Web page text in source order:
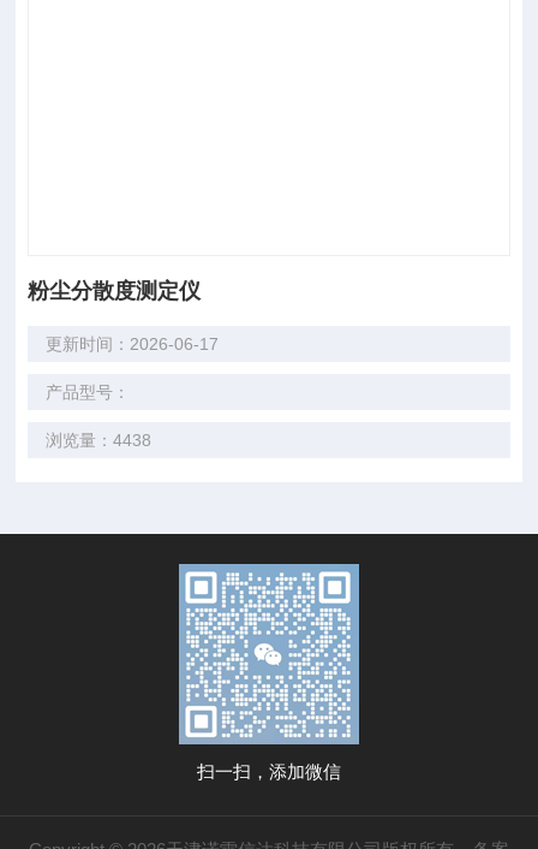
粉尘分散度测定仪
更新时间：2026-06-17
产品型号：
浏览量：4438
扫一扫，添加微信